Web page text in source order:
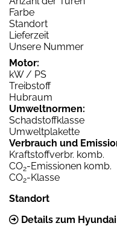
Farbe
Standort
Lieferzeit
Unsere Nummer
Motor:
kW / PS
Treibstoff
Hubraum
Umweltnormen:
Schadstoffklasse
Umweltplakette
Verbrauch und
Kraftstoffverbr. komb.
CO2-Emissionen komb.
CO2-Klasse
Standort
Details zum